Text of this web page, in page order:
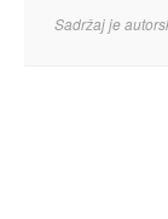
Sadržaj je